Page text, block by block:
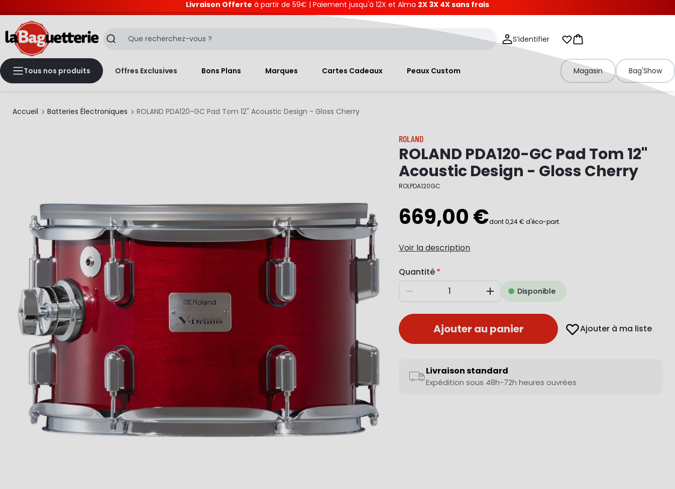
Livraison Offerte à partir de 59€ | Paiement jusqu'à 12X et Alma 2X 3X 4X sans frais
Recherche S’identifier Mes listes d'envies
Panier
Tous nos produits Offres Exclusives Bons Plans Marques Cartes Cadeaux Peaux Custom Magasin Bag'Show
Accueil Batteries Électroniques ROLAND PDA120-GC Pad Tom 12" Acoustic Design - Gloss Cherry
ROLAND
ROLAND PDA120-GC Pad Tom 12"
Acoustic Design - Gloss Cherry
ROLPDA120GC
669,00 €dont 0,24 € d'éco-part.
Voir la description
Quantité
Diminuer AugmenterDisponible
Ajouter au panier Ajouter à ma liste
Livraison standard
Expédition sous 48h-72h heures ouvrées